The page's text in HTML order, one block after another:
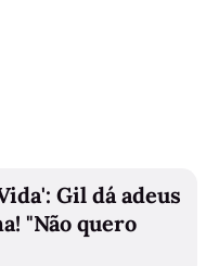
Gil dá adeus
"Não quero